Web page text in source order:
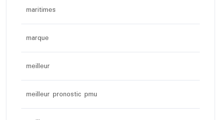
maritimes
marque
meilleur
meilleur pronostic pmu